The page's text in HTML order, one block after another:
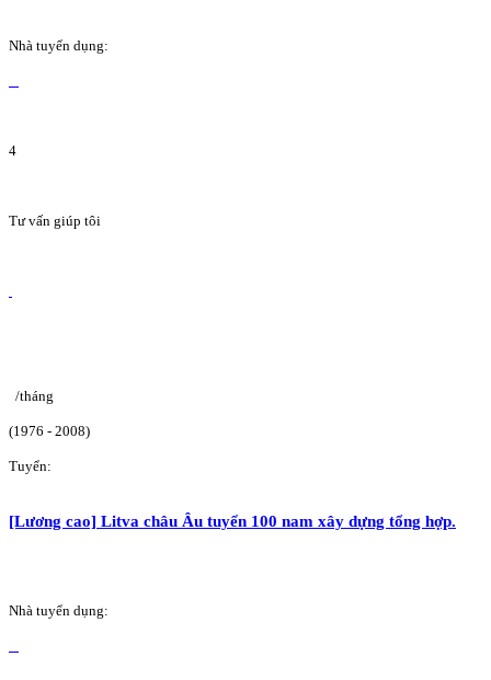
Nhà tuyển dụng:
4
Tư vấn giúp tôi
/tháng
(1976 - 2008)
Tuyển:
[Lương cao] Litva châu Âu tuyển 100 nam xây dựng tổng hợp.
Nhà tuyển dụng: